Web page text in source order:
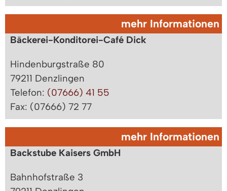
mehr Informationen
Bäckerei-Konditorei-Café Dick
Hindenburgstraße 80
79211 Denzlingen
Telefon: (07666) 41 55
Fax: (07666) 72 77
mehr Informationen
Backstube Kaisers GmbH
Bahnhofstraße 3